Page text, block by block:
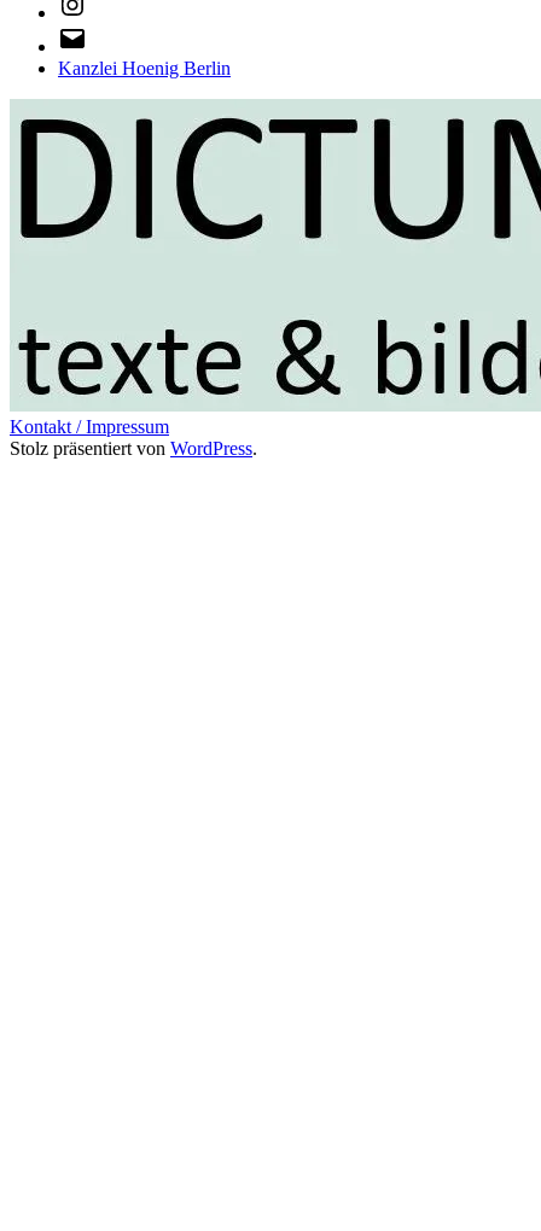
Kanzlei Hoenig Berlin
Kontakt / Impressum
Stolz präsentiert von WordPress.